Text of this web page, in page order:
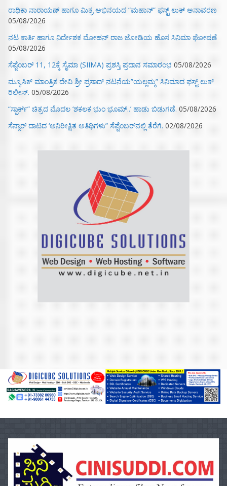
ರಾಧಿಕಾ ನಾರಾಯಣ್ ಹಾಗೂ ಮಿತ್ರ ಅಭಿನಯದ “ಮಹಾನ್” ಫಸ್ಟ್ ಲುಕ್ ಅನಾವರಣ
05/08/2026
ನಟ ಕಾರ್ತಿ ಹಾಗೂ ನಿರ್ದೇಶಕ ಮೋಹನ್ ರಾಜ ಜೋಡಿಯ ಹೊಸ ಸಿನಿಮಾ ಘೋಷಣೆ
05/08/2026
ಸೆಪ್ಟೆಂಬರ್ 11, 12ಕ್ಕೆ ಸೈಮಾ (SIIMA) ಪ್ರಶಸ್ತಿ ಪ್ರದಾನ ಸಮಾರಂಭ 05/08/2026
ಮ್ಯೂಸಿಕ್‌ ಮಾಂತ್ರಿಕ ದೇವಿ ಶ್ರೀ ಪ್ರಸಾದ್ ನಟನೆಯ”ಯಲ್ಲಮ್ಮ” ಸಿನಿಮಾದ ಫಸ್ಟ್‌ ಲುಕ್‌
ರಿಲೀಸ್. 05/08/2026
“ಸ್ಪಾರ್ಕ್” ಚಿತ್ರದ ಮೊದಲ‌ ‘ಶಕಲಕ ಭುಂ‌ ಭೂಮ್..’ ಹಾಡು ಬಿಡುಗಡೆ. 05/08/2026
ಸೆನ್ಸಾರ್ ದಾಟಿದ ‘ಅನಿರೀಕ್ಷಿತ ಅತಿಥಿಗಳು” ಸೆಪ್ಟೆಂಬರ್‌ನಲ್ಲಿ ತೆರೆಗೆ. 02/08/2026